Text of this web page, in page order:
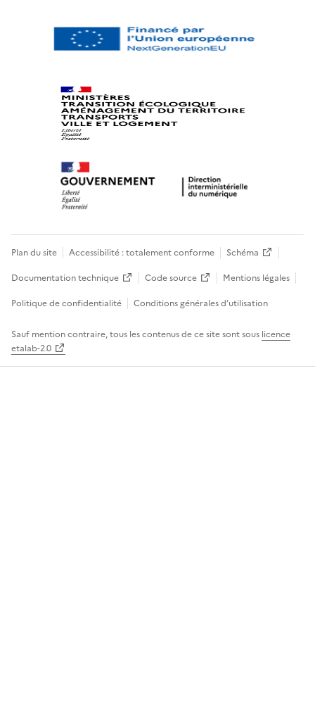
Plan du site Accessibilité : totalement conforme
Schéma
Documentation technique
Code source
Mentions légales
Politique de confidentialité
Conditions générales d’utilisation
Sauf mention contraire, tous les contenus de ce site sont sous licence
etalab-2.0